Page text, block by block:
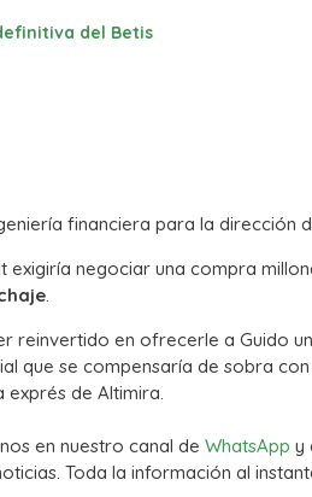
del Betis
financiera para la dirección
negociar una compra
reinvertido en ofrecerle a Guido
que se compensaría de sobra con
de Altimira.
en nuestro canal de WhatsApp y
Toda la información al